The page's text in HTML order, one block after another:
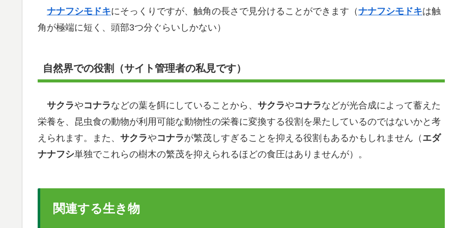
ナナフシモドキにそっくりですが、触角の長さで見分けることができます（ナナフシモドキは触
角が極端に短く、頭部3つ分ぐらいしかない）
自然界での役割（サイト管理者の私見です）
サクラやコナラなどの葉を餌にしていることから、 サクラやコナラなどが光合成によって蓄えた
栄養を、昆虫食の動物が利用可能な動物性の栄養に変換する役割を果たしているのではないかと考
えられます。また、 サクラやコナラが繁茂しすぎることを抑える役割もあるかもしれません（ エダ
ナナフシ単独でこれらの樹木の繁茂を抑えられるほどの食圧はありませんが）。
関連する生き物